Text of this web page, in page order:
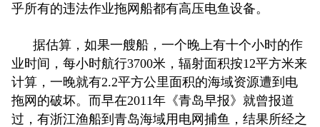
乎所有的违法作业拖网船都有高压电鱼设备。
据估算，如果一艘船，一个晚上有十个小时的作
业时间，每小时航行3700米，辐射面积按12平方米来
计算，一晚就有2.2平方公里面积的海域资源遭到电
拖网的破坏。而早在2011年《青岛早报》就曾报道
过，有浙江渔船到青岛海域用电网捕鱼，结果所经之